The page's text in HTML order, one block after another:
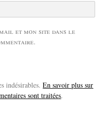
et mon site dans le
indésirables.En savoir plus sur
sont traitées.